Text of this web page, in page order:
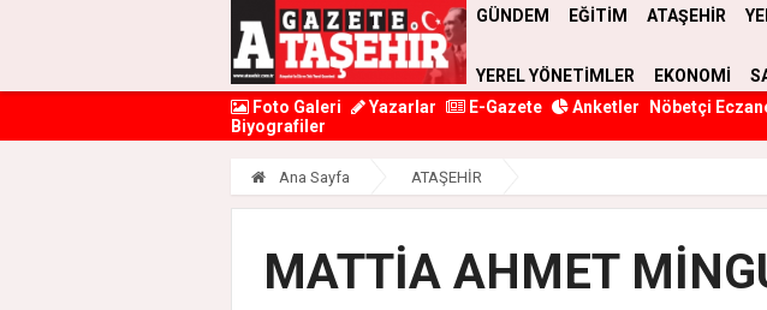
GÜNDEM EĞİTİM ATAŞEHİR
YEREL YÖNETİMLER EKONOMİ
Foto Galeri
Yazarlar E-Gazete Anketler Nöbetçi
Biyografiler
Ana Sayfa ATAŞEHİR
MATTİA AHMET